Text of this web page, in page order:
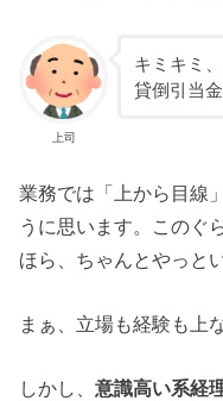
上司
キミキミ
貸倒引当
業務では「上から目線
うに思います。このぐ
ほら、ちゃんとやっと
まぁ、立場も経験も上
しかし、意識高い系経